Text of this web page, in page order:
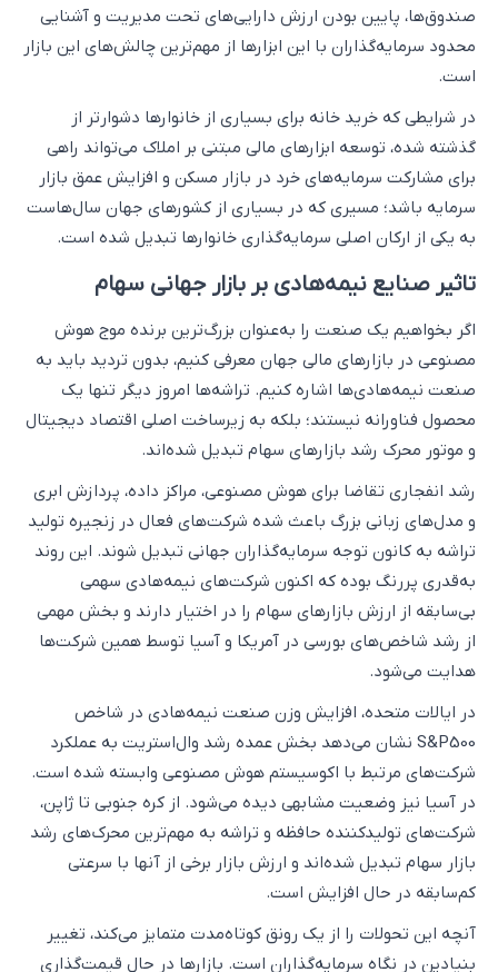
صندوق‌ها، پایین بودن ارزش دارایی‌های تحت مدیریت و آشنایی
محدود سرمایه‌گذاران با این ابزارها از مهم‌ترین چالش‌های این بازار
است.
در شرایطی که خرید خانه برای بسیاری از خانوارها دشوارتر از
گذشته شده، توسعه ابزارهای مالی مبتنی بر املاک می‌تواند راهی
برای مشارکت سرمایه‌های خرد در بازار مسکن و افزایش عمق بازار
سرمایه باشد؛ مسیری که در بسیاری از کشورهای جهان سال‌هاست
به یکی از ارکان اصلی سرمایه‌گذاری خانوارها تبدیل شده است.
تاثیر صنایع نیمه‌هادی بر بازار جهانی سهام
اگر بخواهیم یک صنعت را به‌عنوان بزرگ‌ترین برنده موج هوش
مصنوعی در بازارهای مالی جهان معرفی کنیم، بدون تردید باید به
صنعت نیمه‌هادی‌ها اشاره کنیم. تراشه‌ها امروز دیگر تنها یک
محصول فناورانه نیستند؛ بلکه به زیرساخت اصلی اقتصاد دیجیتال
و موتور محرک رشد بازارهای سهام تبدیل شده‌اند.
رشد انفجاری تقاضا برای هوش مصنوعی، مراکز داده، پردازش ابری
و مدل‌های زبانی بزرگ باعث شده شرکت‌های فعال در زنجیره تولید
تراشه به کانون توجه سرمایه‌گذاران جهانی تبدیل شوند. این روند
به‌قدری پررنگ بوده که اکنون شرکت‌های نیمه‌هادی سهمی
بی‌سابقه از ارزش بازارهای سهام را در اختیار دارند و بخش مهمی
از رشد شاخص‌های بورسی در آمریکا و آسیا توسط همین شرکت‌ها
هدایت می‌شود.
در ایالات متحده، افزایش وزن صنعت نیمه‌هادی در شاخص
S&P500 نشان می‌دهد بخش عمده رشد وال‌استریت به عملکرد
شرکت‌های مرتبط با اکوسیستم هوش مصنوعی وابسته شده است.
در آسیا نیز وضعیت مشابهی دیده می‌شود. از کره جنوبی تا ژاپن،
شرکت‌های تولیدکننده حافظه و تراشه به مهم‌ترین محرک‌های رشد
بازار سهام تبدیل شده‌اند و ارزش بازار برخی از آنها با سرعتی
کم‌سابقه در حال افزایش است.
آنچه این تحولات را از یک رونق کوتاه‌مدت متمایز می‌کند، تغییر
بنیادین در نگاه سرمایه‌گذاران است. بازارها در حال قیمت‌گذاری